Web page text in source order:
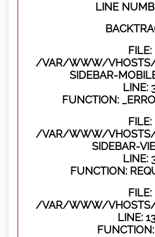
LINE
FILE:
/VAR/WWW/VHOSTS/
SIDEBAR-
LINE:
FUNCTION:
FILE:
/VAR/WWW/VHOSTS/
SIDEBAR-
LINE:
FUNCTION:
FILE:
/VAR/WWW/VHOSTS/
LINE: